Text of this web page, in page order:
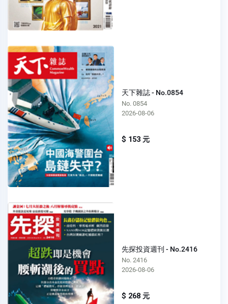
天下雜誌 - No.0854
No. 0854
2026-08-06
$ 153 元
先探投資週刊 - No.2416
No. 2416
2026-08-06
$ 268 元